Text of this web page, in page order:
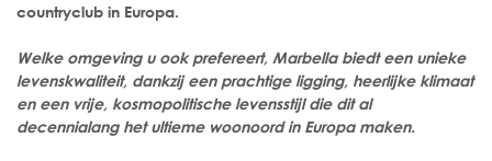
countryclub in Europa.
Welke omgeving u ook prefereert, Marbella biedt een unieke
levenskwaliteit, dankzij een prachtige ligging, heerlijke klimaat
en een vrije, kosmopolitische levensstijl die dit al
decennialang het ultieme woonoord in Europa maken.